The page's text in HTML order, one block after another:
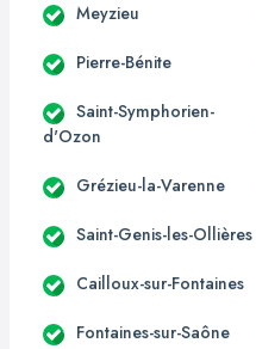
Meyzieu
Pierre-Bénite
Saint-Symphorien-
d'Ozon
Grézieu-la-Varenne
Saint-Genis-les-Ollières
Cailloux-sur-Fontaines
Fontaines-sur-Saône